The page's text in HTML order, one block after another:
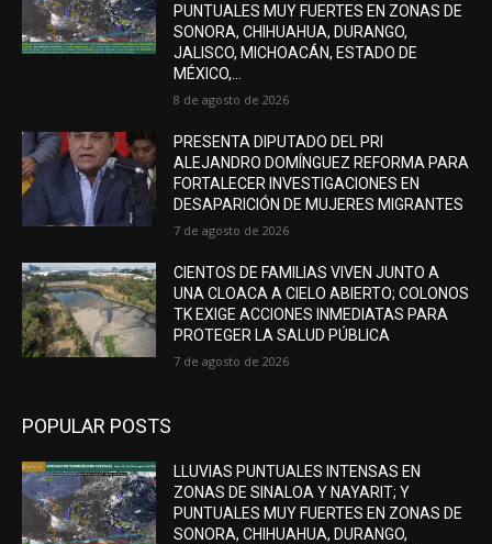
PUNTUALES MUY FUERTES EN ZONAS DE
SONORA, CHIHUAHUA, DURANGO,
JALISCO, MICHOACÁN, ESTADO DE
MÉXICO,...
8 de agosto de 2026
PRESENTA DIPUTADO DEL PRI
ALEJANDRO DOMÍNGUEZ REFORMA PARA
FORTALECER INVESTIGACIONES EN
DESAPARICIÓN DE MUJERES MIGRANTES
7 de agosto de 2026
CIENTOS DE FAMILIAS VIVEN JUNTO A
UNA CLOACA A CIELO ABIERTO; COLONOS
TK EXIGE ACCIONES INMEDIATAS PARA
PROTEGER LA SALUD PÚBLICA
7 de agosto de 2026
POPULAR POSTS
LLUVIAS PUNTUALES INTENSAS EN
ZONAS DE SINALOA Y NAYARIT; Y
PUNTUALES MUY FUERTES EN ZONAS DE
SONORA, CHIHUAHUA, DURANGO,